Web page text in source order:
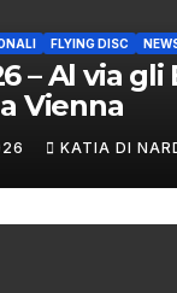
FLYING DISC
– Al via
Vienna
KATIA DI